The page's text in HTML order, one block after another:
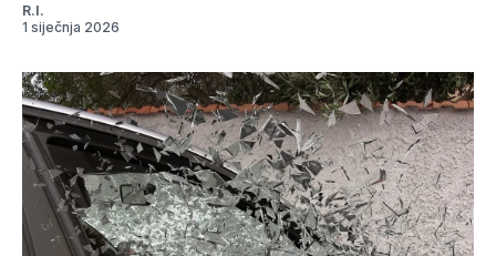
R.I.
1 siječnja 2026